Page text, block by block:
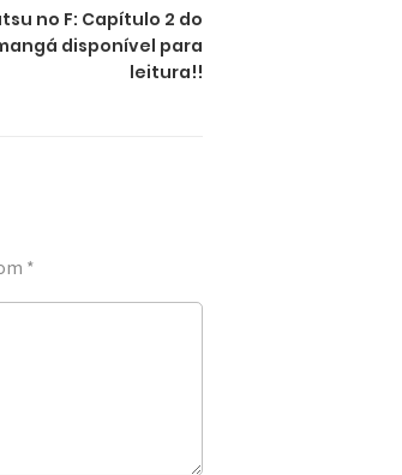
no F: Capítulo 2 do
disponível para
leitura!!
*